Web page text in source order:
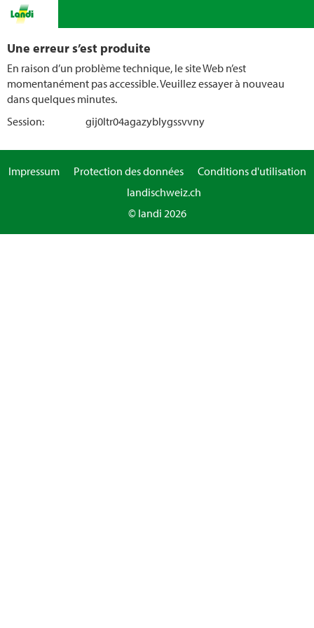
Une erreur s’est produite
En raison d’un problème technique, le site Web n’est
momentanément pas accessible. Veuillez essayer à nouveau
dans quelques minutes.
Session:
gij0ltr04agazyblygssvvny
Impressum Protection des données
Conditions d'utilisation
landischweiz.ch
© landi 2026